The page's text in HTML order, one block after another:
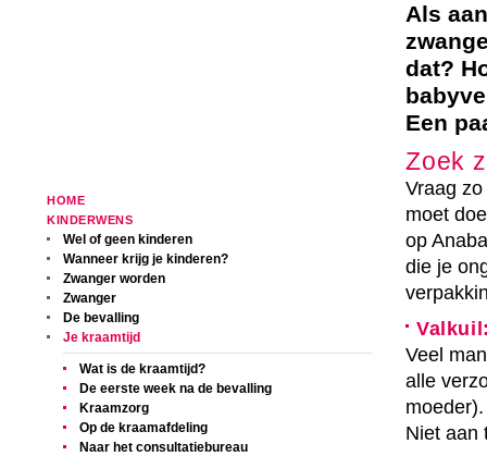
HOME
KINDERWENS
Wel of geen kinderen
Wanneer krijg je kinderen?
Zwanger worden
Zwanger
De bevalling
Je kraamtijd
Wat is de kraamtijd?
De eerste week na de bevalling
Kraamzorg
Op de kraamafdeling
Naar het consultatiebureau
Als
dat?
Een
Zoek
Vraag
moet
op
die je
Veel
alle
Niet aan